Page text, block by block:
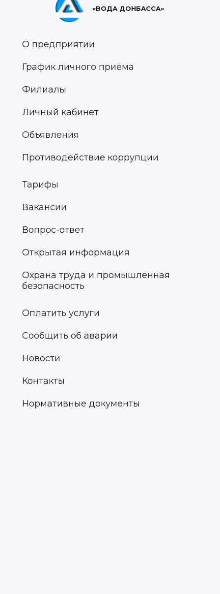
«ВОДА ДОНБАССА»
О предприятии
График личного приёма
Филиалы
Личный кабинет
Объявления
Противодействие коррупции
Тарифы
Вакансии
Вопрос-ответ
Открытая информация
Охрана труда и промышленная
безопасность
Оплатить услуги
Сообщить об аварии
Новости
Контакты
Нормативные документы